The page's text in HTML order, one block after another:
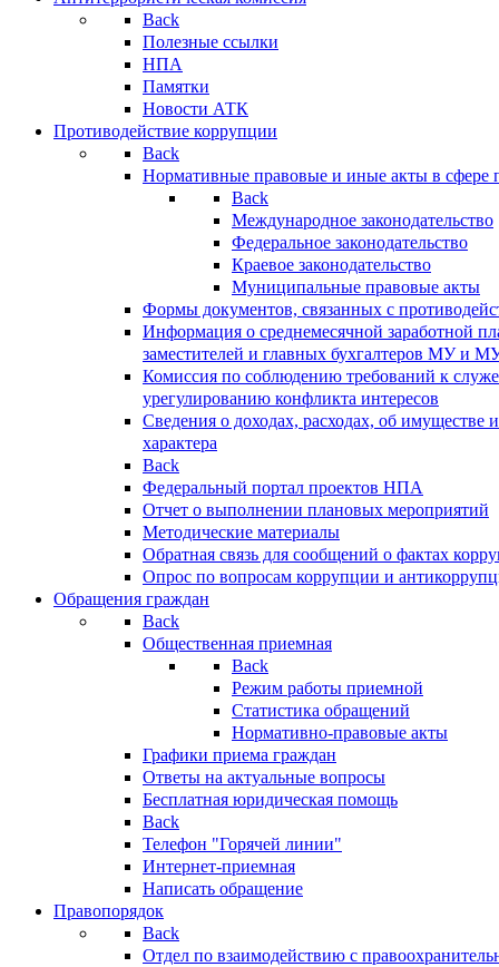
Back
Полезные ссылки
НПА
Памятки
Новости АТК
Противодействие коррупции
Back
Нормативные правовые и иные акты в сфере
Back
Международное законодательство
Федеральное законодательство
Краевое законодательство
Муниципальные правовые акты
Формы документов, связанных с
Информация о среднемесячной заработной
заместителей и главных бухгалтеров МУ и
Комиссия по соблюдению требований к
урегулированию конфликта интересов
Сведения о доходах, расходах, об имуществе
характера
Back
Федеральный портал проектов НПА
Отчет о выполнении плановых мероприятий
Методические материалы
Обратная связь для сообщений о фактах
Опрос по вопросам коррупции и
Обращения граждан
Back
Общественная приемная
Back
Режим работы приемной
Статистика обращений
Нормативно-правовые акты
Графики приема граждан
Ответы на актуальные вопросы
Бесплатная юридическая помощь
Back
Телефон "Горячей линии"
Интернет-приемная
Написать обращение
Правопорядок
Back
Отдел по взаимодействию с